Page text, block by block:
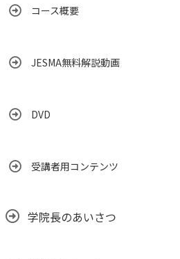
コース概要
JESMA無料解説動画
DVD
受講者用コンテンツ
学院長のあいさつ